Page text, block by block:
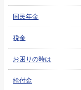
国民年金
税金
お困りの時は
給付金